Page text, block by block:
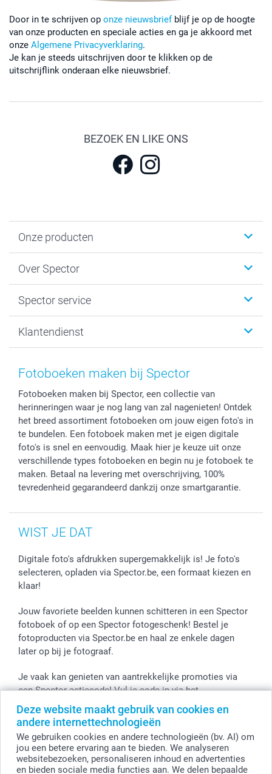
Deze website maakt gebruik van cookies en
andere internettechnologieën
We gebruiken cookies en andere technologieën (bv. AI) om
jou een betere ervaring aan te bieden. We analyseren
websitebezoeken, personaliseren inhoud en advertenties
en bieden sociale media functies aan. We delen bepaalde
Door in te schrijven op onze nieuwsbriefblijf je op de hoogte
van onze producten en speciale acties en ga je akkoord met
onze Algemene Privacyverklaring.
Je kan je steeds uitschrijven door te klikken op de
uitschrijflink onderaan elke nieuwsbrief.
BEZOEK EN LIKE ONS
Onze producten
Kaartjes
Fotoboeken
Fotoprints, Fotoposter & Fotoalbum met fotoprints
Fotokaders, Decoratie en Snoepjes
Stickers en Etiketten
Over Spector
Sitemap
Privacybeleid
Spector service
smartbonus
Mijn orderstatus
Klantendienst
Fotoboeken maken bij Spector
Fotoboeken maken bij Spector, een collectie van
herinneringen waar je nog lang van zal nagenieten! Ontdek
het breed assortiment fotoboeken om jouw eigen foto's in
te bundelen. Een fotoboek maken met je eigen digitale
foto's is snel en eenvoudig. Maak hier je keuze uit onze
verschillende types fotoboeken en begin nu je fotoboek te
maken. Betaal na levering met overschrijving, 100%
tevredenheid gegarandeerd dankzij onze smartgarantie.
WIST JE DAT
Digitale foto's afdrukken supergemakkelijk is! Je foto's
selecteren, opladen via Spector.be, een formaat kiezen en
klaar!
Jouw favoriete beelden kunnen schitteren in een Spector
fotoboek of op een Spector fotogeschenk! Bestel je
fotoproducten via Spector.be en haal ze enkele dagen
later op bij je fotograaf.
Je vaak kan genieten van aantrekkelijke promoties via
een Spector actiecode! Vul je code in via het
winkelmandje en de korting wordt onmiddellijk toegepast.
© smartphoto group. Alle rechten voorbehouden
Alle prijzen zijn in EURO (€) inclusief BTW en exclusief verzendkosten.